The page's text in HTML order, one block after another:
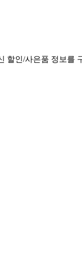
할인/사은품 정보를